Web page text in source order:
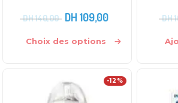
DH140,00 DH 109,00
Choix des options
DH
-12%